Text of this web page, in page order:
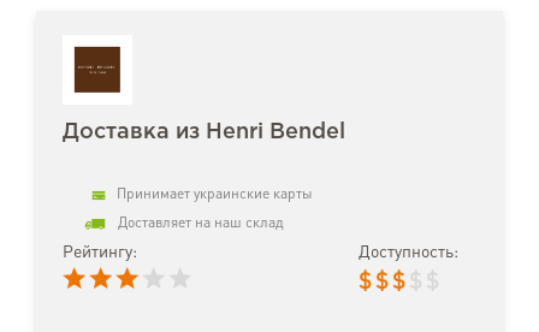
Доставка из Henri Bendel
Принимает украинские карты
Доставляет на наш склад
Рейтингу: Доступность:
$ $ $ $ $